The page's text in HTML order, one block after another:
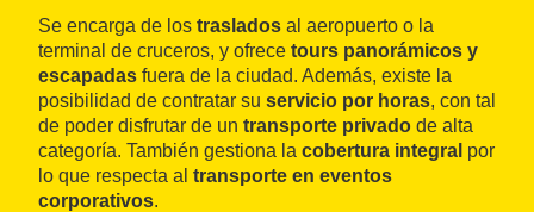
Se encarga de los traslados al aeropuerto o la
terminal de cruceros, y ofrece tours panorámicos y
escapadas fuera de la ciudad. Además, existe la
posibilidad de contratar su servicio por horas, con tal
de poder disfrutar de un transporte privado de alta
categoría. También gestiona la cobertura integral por
lo que respecta al transporte en eventos
corporativos.